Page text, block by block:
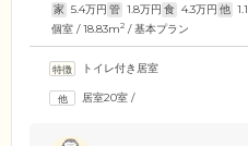
家 5.4万円 管 1.8万円 食 4.3万円 他 1.1
個室 / 18.83m2 / 基本プラン
トイレ付き居室
居室20室 /